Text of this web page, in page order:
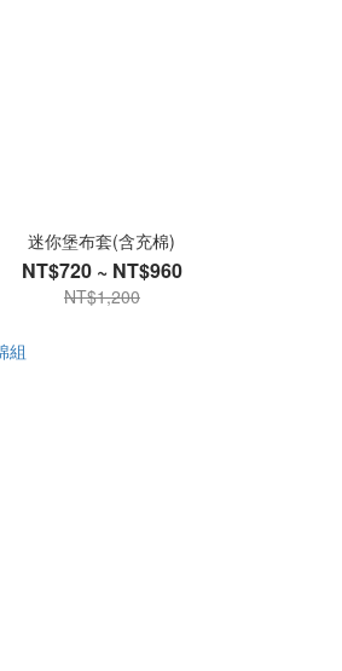
迷你堡布套(含充棉)
NT$720 ~ NT$960
NT$1,200